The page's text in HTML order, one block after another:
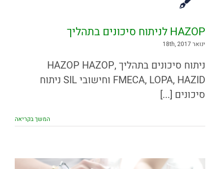
HAZOP לניתוח סיכונים בתהליך
ינואר 18th, 2017
ניתוח סיכונים בתהליך HAZOP HAZOP,
FMECA, LOPA, HAZID וחישובי SIL ניתוח
סיכונים [...]
המשך בקריאה